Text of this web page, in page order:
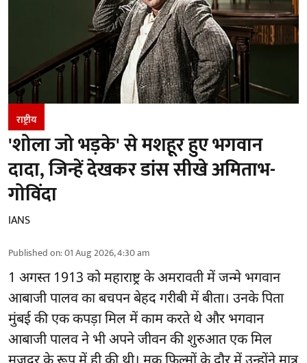
राष्ट्रीय
'शोला जो भड़के' से मशहूर हुए भगवान
दादा, जिन्हें देखकर डांस सीखे अमिताभ-
गोविंदा
IANS
Published on:01 Aug 2026, 4:30 am
1 अगस्त 1913 को महाराष्ट्र के अमरावती में जन्मे भगवान
आबाजी पालव का बचपन बेहद गरीबी में बीता। उनके पिता
मुंबई की एक कपड़ा मिल में काम करते थे और भगवान
आबाजी पालव ने भी अपने जीवन की शुरुआत एक मिल